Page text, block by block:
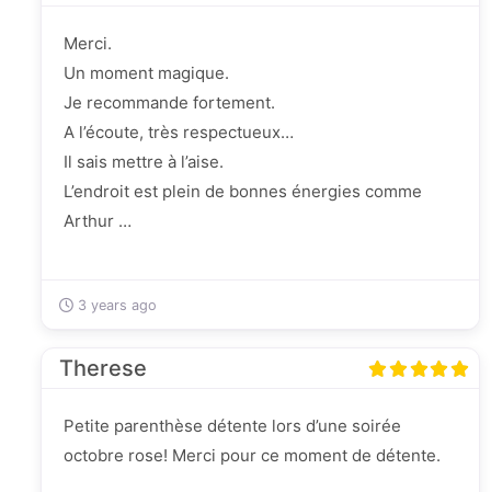
Merci.
Un moment magique.
Je recommande fortement.
A l’écoute, très respectueux…
Il sais mettre à l’aise.
L’endroit est plein de bonnes énergies comme
Arthur …
3 years ago
Therese
Petite parenthèse détente lors d’une soirée
octobre rose! Merci pour ce moment de détente.